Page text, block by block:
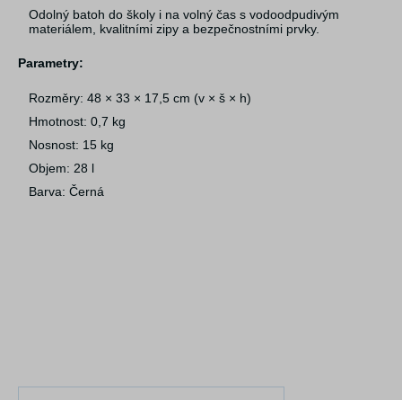
Odolný batoh do školy i na volný čas s vodoodpudivým
materiálem, kvalitními zipy a bezpečnostními prvky.
Parametry:
Rozměry: 48 × 33 × 17,5 cm (v × š × h)
Hmotnost: 0,7 kg
Nosnost: 15 kg
Objem: 28 l
Barva: Černá